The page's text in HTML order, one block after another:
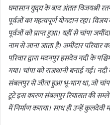
घमासान युद्घ के बाद अंततः विजयश्री
पूर्वजों का महत्वपूर्ण योगदान रहा।
पूर्वजों को प्राप्त हुआ। यहीं से चांपा
नाम से जाना जाता है। जमींदार परिवार
परिवार द्वारा मदनपुर हसदेव नदी के
गया। चांपा को राजधानी बनाई गई।
संबलपुर से जीता हुआ भू-भाग था, जो
टूटे इस कारण संबलपुर रियासत की
में निर्माण कराया। साथ ही उन्हें कुलदेवी